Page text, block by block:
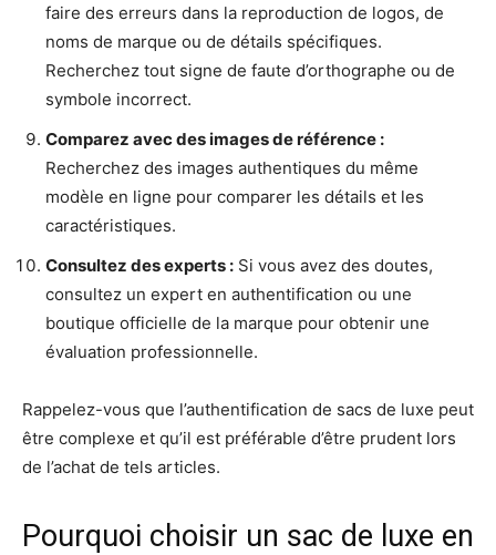
faire des erreurs dans la reproduction de logos, de
noms de marque ou de détails spécifiques.
Recherchez tout signe de faute d’orthographe ou de
symbole incorrect.
Comparez avec des images de référence :
Recherchez des images authentiques du même
modèle en ligne pour comparer les détails et les
caractéristiques.
Consultez des experts : Si vous avez des doutes,
consultez un expert en authentification ou une
boutique officielle de la marque pour obtenir une
évaluation professionnelle.
Rappelez-vous que l’authentification de sacs de luxe peut
être complexe et qu’il est préférable d’être prudent lors
de l’achat de tels articles.
Pourquoi choisir un sac de luxe en